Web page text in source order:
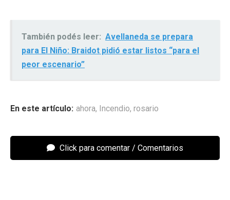
También podés leer: Avellaneda se prepara
para El Niño: Braidot pidió estar listos “para el
peor escenario”
ahora, Incendio, rosario
Click para comentar